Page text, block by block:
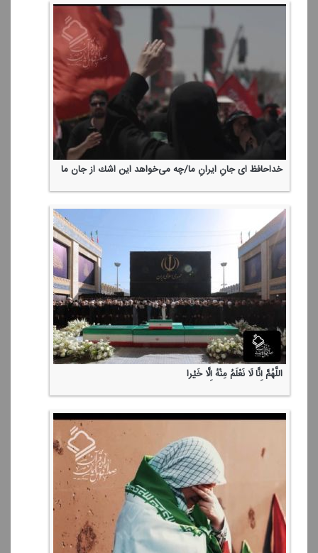
خداحافظ ای جانِ ایرانِ ما/چه می‌خواهد این اشك از جان ما
اللَّهُمَّ إِنَّا لَا نَعْلَمُ مِنْهُ إِلَّا خَیْرا